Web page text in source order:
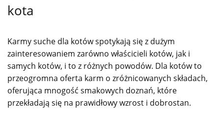
kota
Karmy suche dla kotów spotykają się z dużym
zainteresowaniem zarówno właścicieli kotów, jak i
samych kotów, i to z różnych powodów. Dla kotów to
przeogromna oferta karm o zróżnicowanych składach,
oferująca mnogość smakowych doznań, które
przekładają się na prawidłowy wzrost i dobrostan.